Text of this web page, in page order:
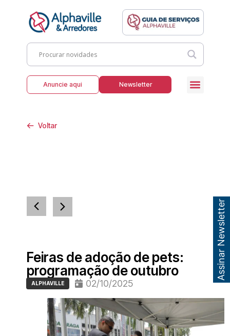
Anuncie aqui Newsletter
Voltar
Feiras de adoção de pets:
programação de outubro
ALPHAVILLE 02/10/2025
Assinar Newsletter